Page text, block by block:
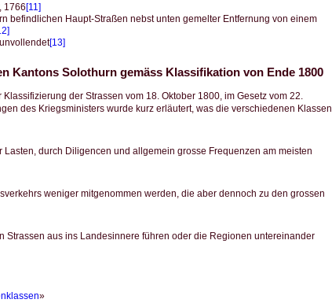
1766[11]
befindlichen Haupt-Straßen nebst unten gemelter Entfernung von einem
[13]
Kantons Solothurn gemäss Klassifikation von Ende 1800
der Strassen vom 18. Oktober 1800, im Gesetz vom 22.
des Kriegsministers wurde kurz erläutert, was die verschiedenen Klassen
Lasten, durch Diligencen und allgemein grosse Frequenzen am meisten
weniger mitgenommen werden, die aber dennoch zu den grossen
Strassen aus ins Landesinnere führen oder die Regionen untereinander
»